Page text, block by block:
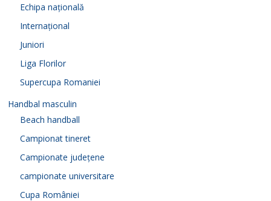
Echipa națională
Internațional
Juniori
Liga Florilor
Supercupa Romaniei
Handbal masculin
Beach handball
Campionat tineret
Campionate județene
campionate universitare
Cupa României